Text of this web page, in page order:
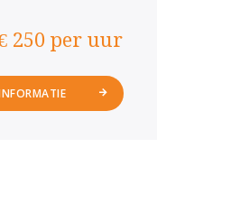
250 per uur